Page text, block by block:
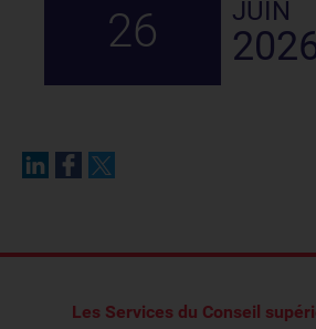
26 JUIN
Les Services du Conseil